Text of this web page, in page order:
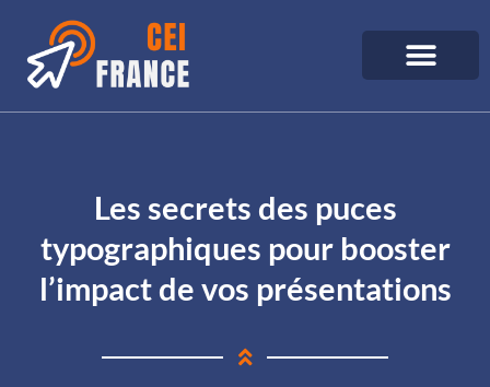
Les secrets des puces
typographiques pour booster
l’impact de vos présentations